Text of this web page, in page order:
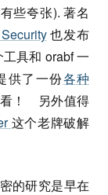
些夸张). 著名
也发布
工具和 orabf 一
供了一份各种
！ 另外值得
这个老牌破解
的研究是早在